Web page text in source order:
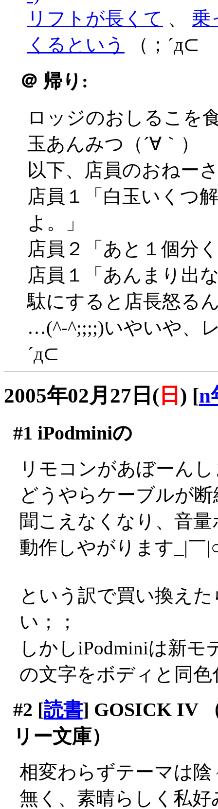
リフトが長くて 、 乗
くるという
（；´д⊂
＠ 帰り:
ロッジのおしるこを
玉あんみつ（´∀｀）
以下、店員のおねー
店員１「白玉いくつ
よ。」
店員２「あと１個分
店員１「あんまり出
駄にすると店長怒る
…(^-^;;;;)いやいや、
´д⊂
2005年02月27日( 日 ) [n
#1 iPodminiの
リモコンがあぼーん
どうやらケーブルが
聞こえなくなり、音
動作しやがります_|￣
という訳で買い換え
い；；
しかしiPodminiは新
の文字をボディと同
#2 [読書] GOSICK IV
リー文庫）
相変わらずテーマは
無く、素晴らしく私好